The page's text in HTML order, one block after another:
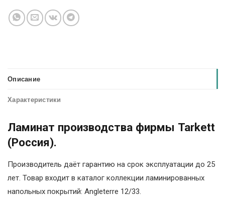
Описание
Характеристики
Ламинат производства фирмы Tarkett
(Россия).
Производитель даёт гарантию на срок эксплуатации до 25
лет. Товар входит в каталог коллекции ламинированных
напольных покрытий: Angleterre 12/33.